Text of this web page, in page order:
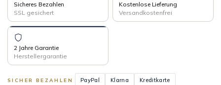
Sicheres Bezahlen
SSL gesichert
Kostenlose Lieferung
Versandkostenfrei
2 Jahre Garantie
Herstellergarantie
SICHER BEZAHLEN PayPal Klarna Kreditkarte